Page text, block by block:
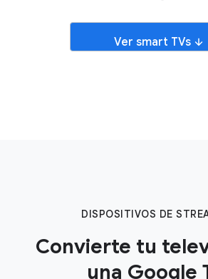
Ver smart TVs
DISPOSITIVOS DE
Convierte tu
una Google